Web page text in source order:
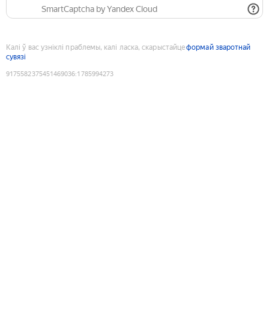
SmartCaptcha by Yandex Cloud
Калі ў вас узніклі праблемы, калі ласка, скарыстайцеформай зваротнай
сувязі
9175582375451469036:1785994273